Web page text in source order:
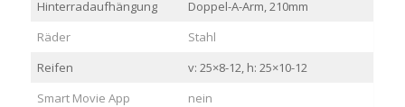
Hinterradaufhängung
Doppel-A-Arm, 210mm
Räder
Stahl
Reifen
v: 25×8-12, h: 25×10-12
Smart Movie App
nein